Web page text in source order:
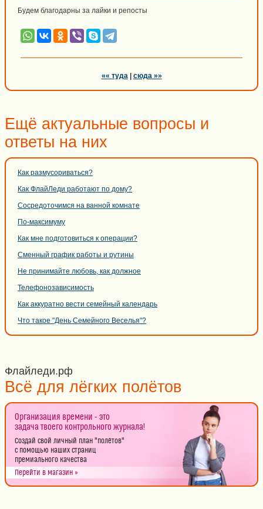
Будем благодарны за лайки и репосты
«« туда| сюда »»
Ещё актуальные вопросы и
ответы на них
Как размусориваться?
Как ФлайЛеди работают по дому?
Сосредоточимся на ванной комнате
По-максимуму
Как мне подготовиться к операции?
Сменный график работы и рутины
Не принимайте любовь, как должное
Телефонозависимость
Как аккуратно вести семейный календарь
Что такое "День Семейного Веселья"?
Флайледи.рф
Всё для лёгких полётов
Организация времени - это
задача твоего контрольного журнала!
Создай свой личный план "полётов"
с помощью наших страниц
премиального качества
Перейти в магазин »